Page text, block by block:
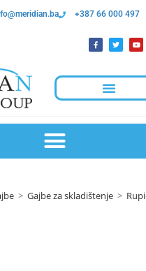
+387 66 000 497
> Gajbe za skladištenje >